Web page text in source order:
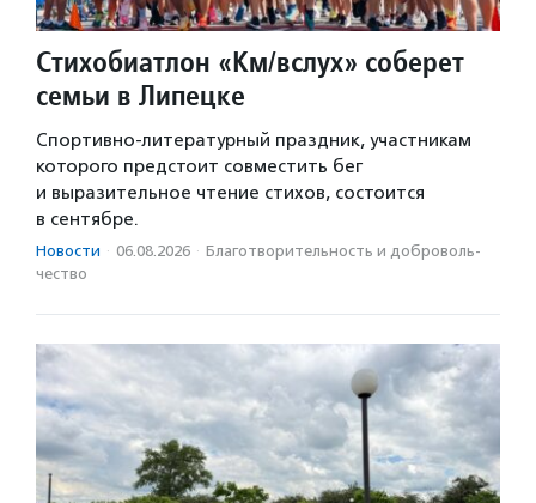
Стихобиатлон «Км/вслух» соберет
семьи в Липецке
Спортивно-литературный праздник, участникам
которого предстоит совместить бег
и выразительное чтение стихов, состоится
в сентябре.
Новости · 06.08.2026 · Благотвори­тель­ность и доброволь­
чест­во